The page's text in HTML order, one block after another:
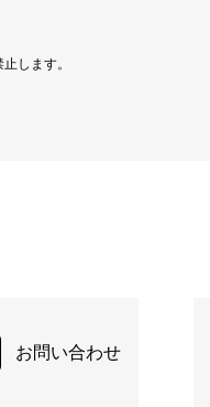
します。
お問い合わせ